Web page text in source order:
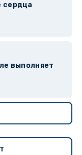
сердца
выполняет